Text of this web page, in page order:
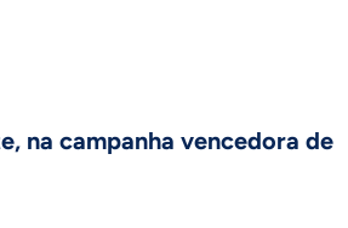
na campanha vencedora de